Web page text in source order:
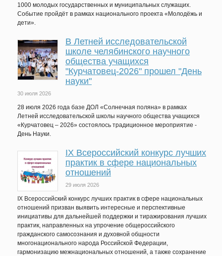
1000 молодых государственных и муниципальных служащих.
Событие пройдёт в рамках национального проекта «Молодёжь и
дети».
В Летней исследовательской
школе челябинского научного
общества учащихся
"Курчатовец-2026" прошел "День
науки"
30 июля 2026
28 июля 2026 года базе ДОЛ «Солнечная поляна» в рамках
Летней исследовательской школы научного общества учащихся
«Курчатовец – 2026» состоялось традиционное мероприятие -
День Науки.
IХ Всероссийский конкурс лучших
практик в сфере национальных
отношений
29 июля 2026
IX Всероссийский конкурс лучших практик в сфере национальных
отношений призван выявить интересные и перспективные
инициативы для дальнейшей поддержки и тиражирования лучших
практик, направленных на упрочение общероссийского
гражданского самосознания и духовной общности
многонационального народа Российской Федерации,
гармонизацию межнациональных отношений, а также сохранение